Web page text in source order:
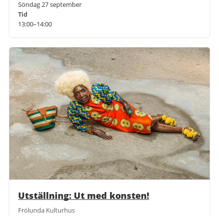
Söndag 27 september
Tid
13:00–14:00
Utställning: Ut med konsten!
Frölunda Kulturhus